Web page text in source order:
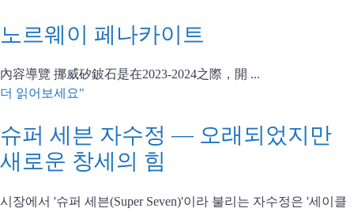
노르웨이 페나카이트
內容導覽 挪威矽鈹石是在2023-2024之際，開 ...
더 읽어보세요"
슈퍼 세븐 자수정 — 오래되었지만
새로운 창세의 힘
시장에서 '슈퍼 세븐(Super Seven)'이라 불리는 자수정은 '세이클